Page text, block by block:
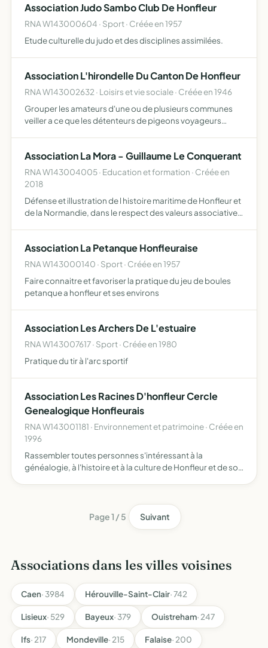
Association Judo Sambo Club De Honfleur
RNA W143000604 · Sport · Créée en 1957
Etude culturelle du judo et des disciplines assimilées.
Association L'hirondelle Du Canton De Honfleur
RNA W143002632 · Loisirs et vie sociale · Créée en 1946
Grouper les amateurs d'une ou de plusieurs communes
veiller a ce que les détenteurs de pigeons voyageurs
Fédération…
Association La Mora - Guillaume Le Conquerant
RNA W143004005 · Education et formation · Créée en
2018
Défense et illustration de l histoire maritime de Honfleur et
de la Normandie, dans le respect des valeurs associatives
Association La Petanque Honfleuraise
RNA W143000140 · Sport · Créée en 1957
Faire connaitre et favoriser la pratique du jeu de boules
petanque a honfleur et ses environs
Association Les Archers De L'estuaire
RNA W143007617 · Sport · Créée en 1980
Pratique du tir à l'arc sportif
Association Les Racines D'honfleur Cercle
Genealogique Honfleurais
RNA W143001181 · Environnement et patrimoine · Créée en
1996
Rassembler toutes personnes s'intéressant à la
généalogie, à l'histoire et à la culture de Honfleur et de son
Page 1 / 5 Suivant
Associations dans les villes voisines
Caen· 3984 Hérouville-Saint-Clair· 742
Lisieux· 529 Bayeux· 379 Ouistreham· 247
Ifs· 217 Mondeville· 215 Falaise· 200